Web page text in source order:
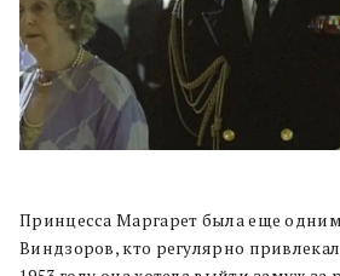
Принцесса Маргарет была еще
Виндзоров, кто регулярно